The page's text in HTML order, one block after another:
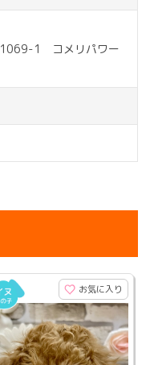
1069-1 コメリパワー
お気に入り